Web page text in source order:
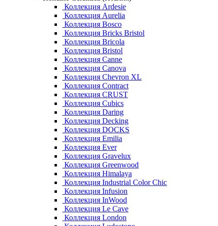
Коллекция Ardesie
Коллекция Aurelia
Коллекция Bosco
Коллекция Bricks Bristol
Коллекция Bricola
Коллекция Bristol
Коллекция Canne
Коллекция Canova
Коллекция Chevron XL
Коллекция Contract
Коллекция CRUST
Коллекция Cubics
Коллекция Daring
Коллекция Decking
Коллекция DOCKS
Коллекция Emilia
Коллекция Ever
Коллекция Gravelux
Коллекция Greenwood
Коллекция Himalaya
Коллекция Industrial Color Chic
Коллекция Infusion
Коллекция InWood
Коллекция Le Cave
Коллекция London